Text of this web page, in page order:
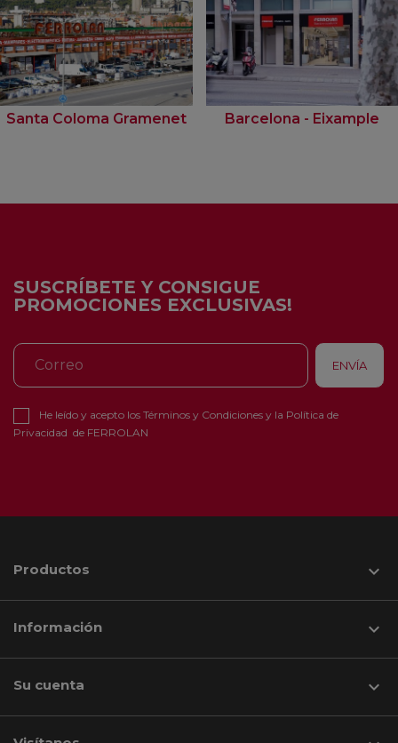
Santa Coloma Gramenet Barcelona - Eixample
SUSCRÍBETE Y CONSIGUE
PROMOCIONES EXCLUSIVAS!
He leído y acepto los Términos y Condiciones y la Política de
Privacidad de FERROLAN
Productos 
Información 
Su cuenta 